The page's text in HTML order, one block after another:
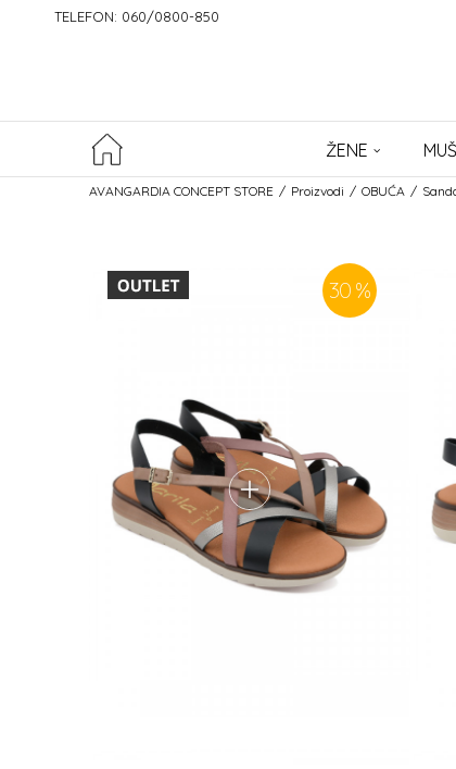
TELEFON: 060/0800-850
ŽENE
AVANGARDIA CONCEPT STORE Proizvodi OBUĆA
30 %